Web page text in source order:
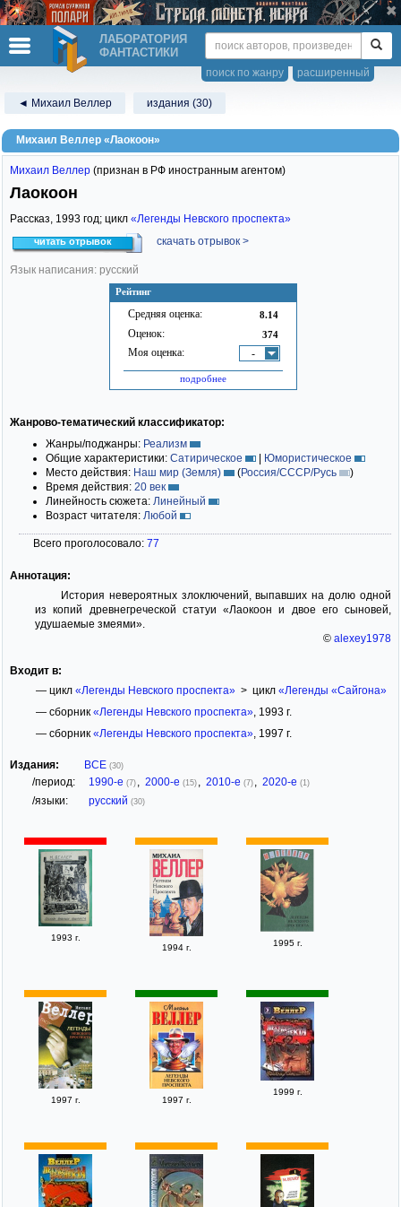
ЛАБОРАТОРИЯ
ФАНТАСТИКИ
расширенный
поиск по жанру
◄ Михаил Веллер издания (30)
Михаил Веллер «Лаокоон»
Рейтинг
Средняя оценка: 8.14
Оценок: 374
Моя оценка: -
подробнее
Михаил Веллер (признан в РФ иностранным агентом)
Лаокоон
Рассказ, 1993 год; цикл «Легенды Невского проспекта»
читать отрывок скачать отрывок >
Язык написания: русский
Жанрово-тематический классификатор:
Жанры/поджанры: Реализм
Общие характеристики: Сатирическое | Юмористическое
Место действия: Наш мир (Земля) (Россия/СССР/Русь
)
Время действия: 20 век
Линейность сюжета: Линейный
Возраст читателя: Любой
Всего проголосовало: 77
Аннотация:
История невероятных злоключений, выпавших на долю одной
из копий древнегреческой статуи «Лаокоон и двое его сыновей,
удушаемые змеями».
© alexey1978
Входит в:
— цикл «Легенды Невского проспекта»> цикл «Легенды «Сайгона»
— сборник «Легенды Невского проспекта», 1993 г.
— сборник «Легенды Невского проспекта», 1997 г.
Издания: ВСЕ (30)
/период: 1990-е (7) 2000-е (15) 2010-е (7) 2020-е (1)
/языки: русский (30)
1993 г.
1994 г.
1995 г.
1997 г. 1997 г.
1999 г.